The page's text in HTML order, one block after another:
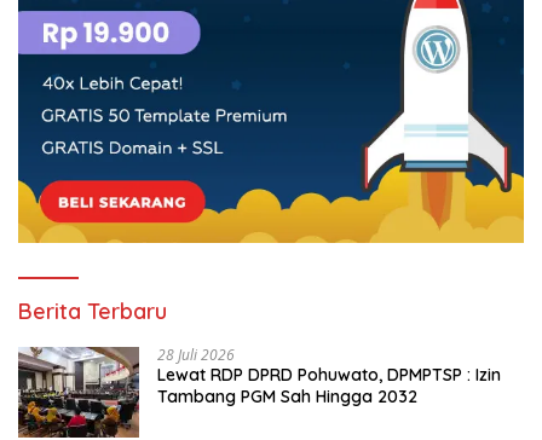
Berita Terbaru
28 Juli 2026
Lewat RDP DPRD Pohuwato, DPMPTSP : Izin
Tambang PGM Sah Hingga 2032